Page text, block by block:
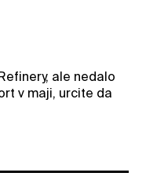
ale nedalo
v maji, urcite da